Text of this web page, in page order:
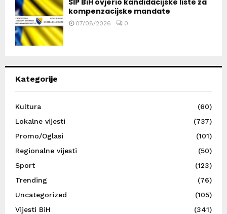
kompenzacijske mandate
07/08/2026 0
Kategorije
Kultura
(60)
Lokalne vijesti
(737)
Promo/Oglasi
(101)
Regionalne vijesti
(50)
Sport
(123)
Trending
(76)
Uncategorized
(105)
Vijesti BiH
(341)